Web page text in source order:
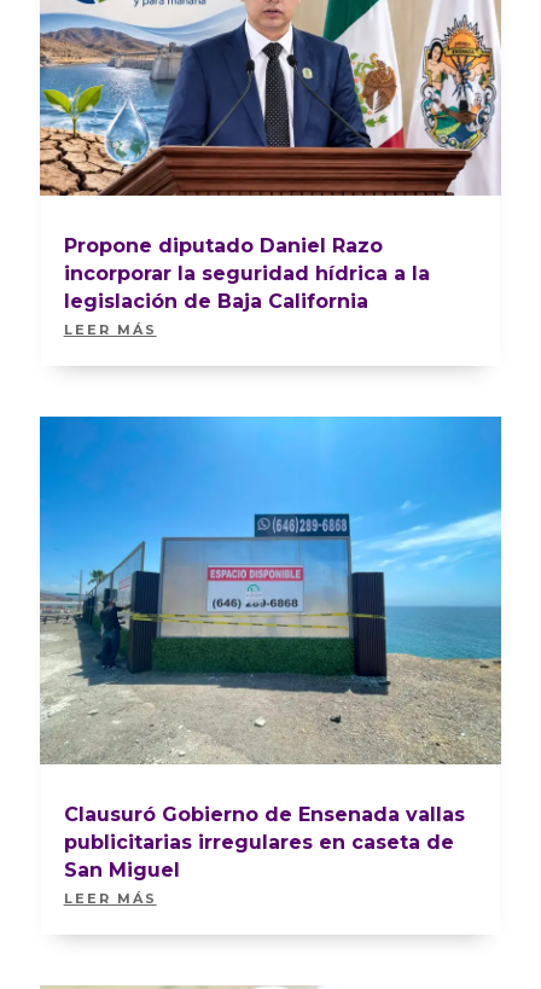
Propone diputado Daniel Razo
incorporar la seguridad hídrica a la
legislación de Baja California
LEER MÁS
Clausuró Gobierno de Ensenada vallas
publicitarias irregulares en caseta de
San Miguel
LEER MÁS